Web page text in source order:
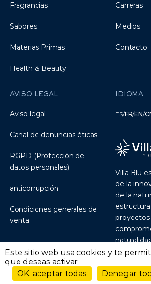
Fragrancias
Sabores
Materias Primas
Health & Beauty
Carreras
Medios
Contacto
AVISO LEGAL
Aviso legal
Canal de denuncias éticas
RGPD (Protección de
datos personales)
anticorrupción
Condiciones generales de
venta
IDIOMA
/FR/EN
ES /
Villa Blu
de la
de la
proyectos
Este sitio web usa cookies y te
que deseas activar
OK, aceptar todas
Denegar